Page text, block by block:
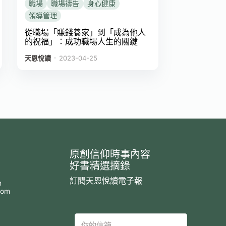
職場 職場禱告
身心健康
領導管理
從職場「賺錢養家」到「成為他人
的祝福」：成功職場人生的關鍵
天恩悅讀． 2023-04-25
原創信仰時事內容
好書精選摘錄
訂閱天恩悅讀電子報